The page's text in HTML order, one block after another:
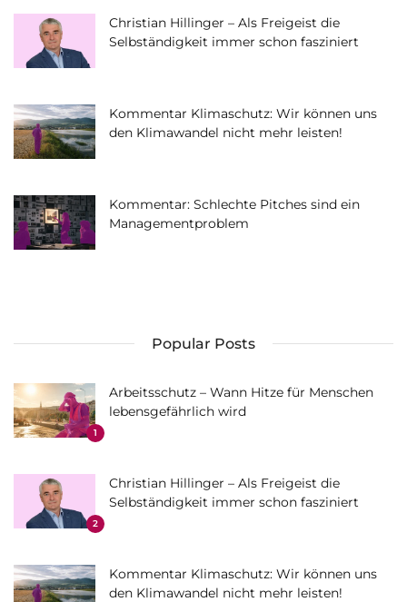
Christian Hillinger – Als Freigeist die
Selbständigkeit immer schon fasziniert
Kommentar Klimaschutz: Wir können uns
den Klimawandel nicht mehr leisten!
Kommentar: Schlechte Pitches sind ein
Managementproblem
Popular Posts
1
Arbeitsschutz – Wann Hitze für Menschen
lebensgefährlich wird
2
Christian Hillinger – Als Freigeist die
Selbständigkeit immer schon fasziniert
Kommentar Klimaschutz: Wir können uns
den Klimawandel nicht mehr leisten!